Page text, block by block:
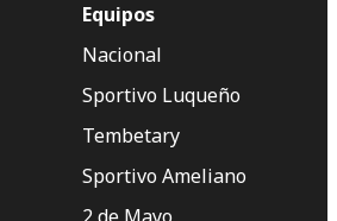
Equipos
Nacional
Sportivo Luqueño
Tembetary
Sportivo Ameliano